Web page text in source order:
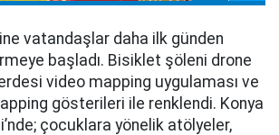
vatandaşlar daha ilk günden
başladı. Bisiklet şöleni drone
video mapping uygulaması ve
gösterileri ile renklendi. Konya
çocuklara yönelik atölyeler,